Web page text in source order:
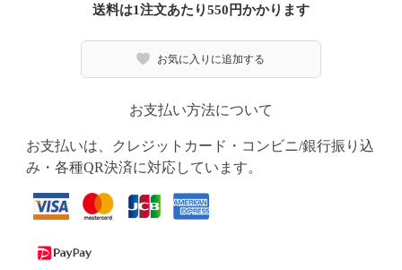
送料は1注文あたり550 円かかります
お気に入りに追加する
お支払い方法について
お支払いは、クレジットカード・コンビニ/銀行振り込
み・各種QR決済に対応しています。